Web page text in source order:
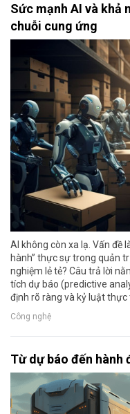
Sức mạnh AI và khả
chuỗi cung ứng
AI không còn xa lạ. Vấn đề
hành” thực sự trong quản
nghiệm lẻ tẻ? Câu trả lời
tích dự báo (predictive
định rõ ràng và kỷ luật
Công nghệ
Từ dự báo đến hành